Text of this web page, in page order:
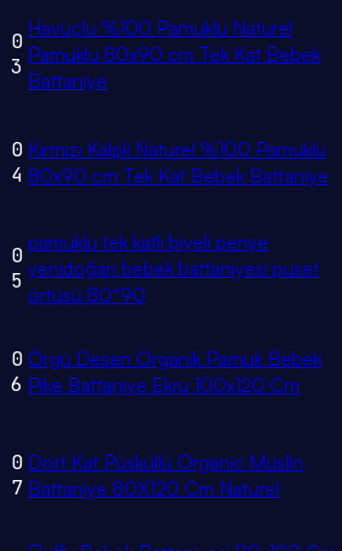
0
3
Havuçlu %100 Pamuklu Naturel
Pamuklu 80x90 cm Tek Kat Bebek
Battaniye
0
4
Kırmızı Kalpli Naturel %100 Pamuklu
80x90 cm Tek Kat Bebek Battaniye
0
5
pamuklu tek katlı biyeli penye
yenidoğan bebek battaniyesi puset
örtüsü 80*90
0
6
Örgü Desen Organik Pamuk Bebek
Pike Battaniye Ekru 100x120 Cm
0
7
Dört Kat Püsküllü Organic Müslin
Battaniye 80X120 Cm Naturel